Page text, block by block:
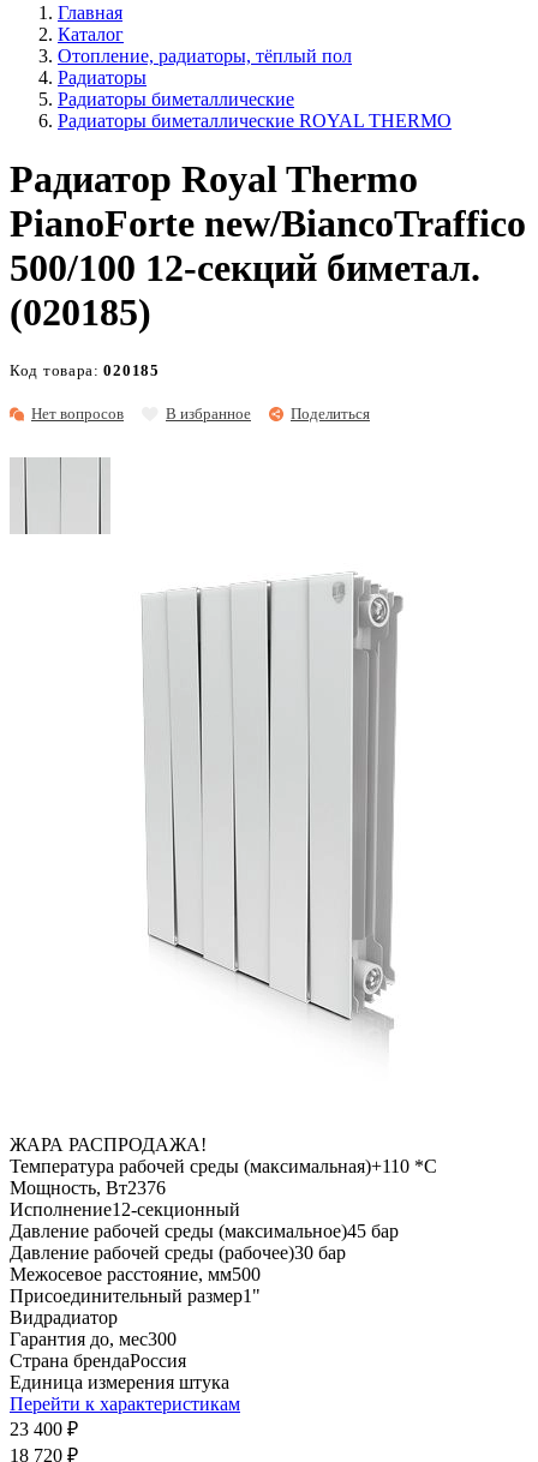
Главная
Каталог
Отопление, радиаторы, тёплый пол
Радиаторы
Радиаторы биметаллические
Радиаторы биметаллические ROYAL THERMO
Радиатор Royal Thermo
PianoForte new/BiancoTraffico
500/100 12-секций биметал.
(020185)
Нет вопросов В избранное Поделиться
Код товара:020185
ЖАРА РАСПРОДАЖА!
Температура рабочей среды (максимальная)+110 *C
Мощность, Вт2376
Исполнение12-секционный
Давление рабочей среды (максимальное)45 бар
Давление рабочей среды (рабочее)30 бар
Межосевое расстояние, мм500
Присоединительный размер1"
Видрадиатор
Гарантия до, мес300
Страна брендаРоссия
Единица измерения штука
Перейти к характеристикам
23 400 ₽
18 720 ₽